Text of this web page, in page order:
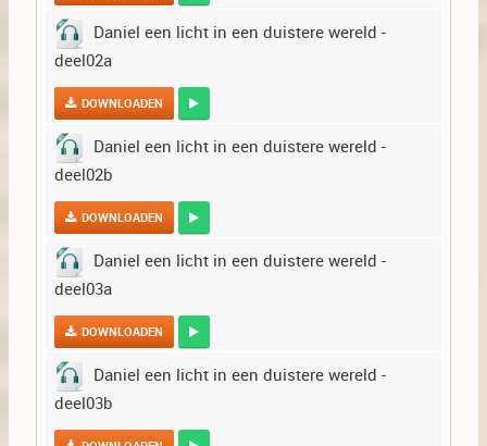
Daniel een licht in een duistere wereld -
deel02a
DOWNLOADEN
Daniel een licht in een duistere wereld -
deel02b
DOWNLOADEN
Daniel een licht in een duistere wereld -
deel03a
DOWNLOADEN
Daniel een licht in een duistere wereld -
deel03b